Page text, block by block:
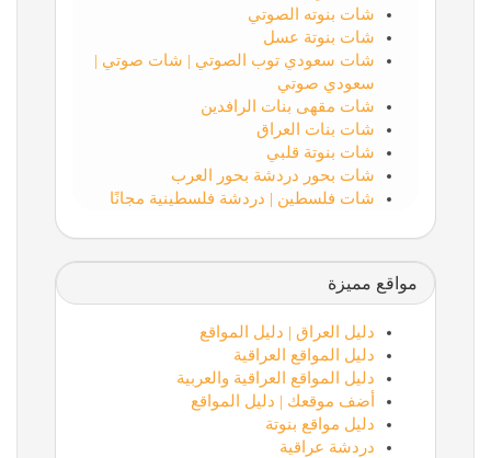
شات بنوته الصوتي
شات بنوتة عسل
شات سعودي توب الصوتي | شات صوتي |
سعودي صوتي
شات مقهى بنات الرافدين
شات بنات العراق
شات بنوتة قلبي
شات بحور دردشة بحور العرب
شات فلسطين | دردشة فلسطينية مجانًا
مواقع مميزة
دليل العراق | دليل المواقع
دليل المواقع العراقية
دليل المواقع العراقية والعربية
أضف موقعك | دليل المواقع
دليل مواقع بنوتة
دردشة عراقية